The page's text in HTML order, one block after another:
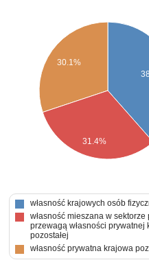
30.1%
31.4%
własność krajowych osób
własność mieszana w sektorze
przewagą własności prywatnej
pozostałej
własność prywatna krajowa